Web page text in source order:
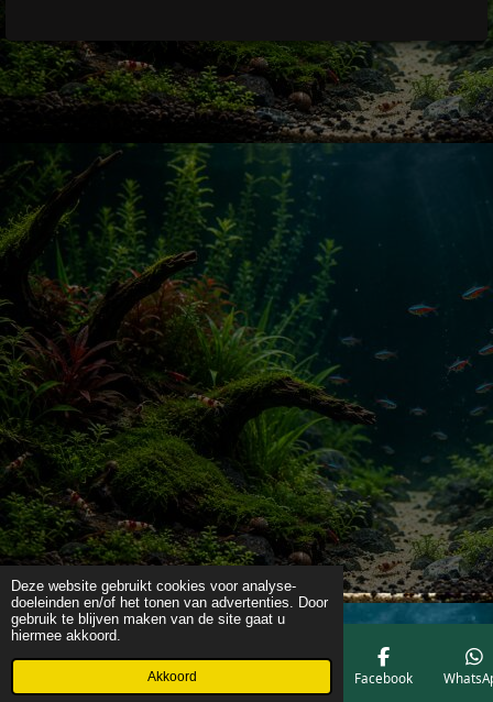
Deze website gebruikt cookies voor analyse-
doeleinden en/of het tonen van advertenties. Door
gebruik te blijven maken van de site gaat u
hiermee akkoord.
Akkoord
Telefoonnummer Facebook